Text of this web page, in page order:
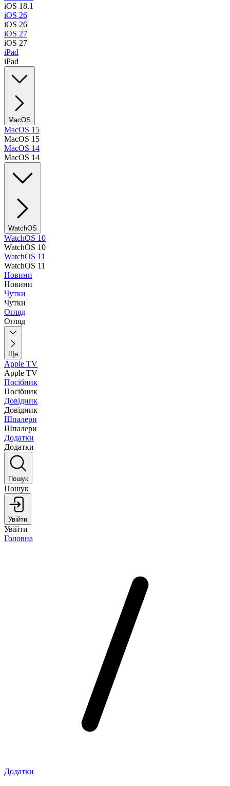
iOS 18.1
iOS 26
iOS 26
iOS 27
iOS 27
iPad
iPad
MacOS
MacOS 15
MacOS 15
MacOS 14
MacOS 14
WatchOS
WatchOS 10
WatchOS 10
WatchOS 11
WatchOS 11
Новини
Новини
Чутки
Чутки
Огляд
Огляд
Ще
Apple TV
Apple TV
Посібник
Посібник
Довідник
Довідник
Шпалери
Шпалери
Додатки
Додатки
Пошук
Пошук
Увійти
Увійти
Головна
Додатки